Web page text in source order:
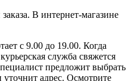
В интернет-магазине
с 9.00 до 19.00. Когда
служба свяжется
предложит выбрать
уточнит адрес. Осмотрите